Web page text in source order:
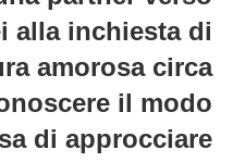
alla inchiesta di
amorosa circa
il modo
di approcciare?